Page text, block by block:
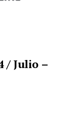
/ Julio –